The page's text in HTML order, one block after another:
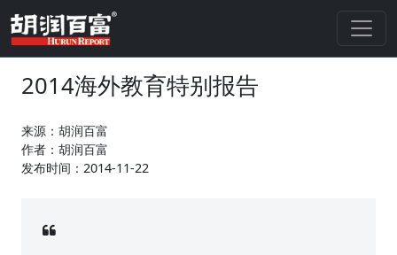
2014海外教育特别报告
来源：胡润百富
作者：胡润百富
发布时间：2014-11-22